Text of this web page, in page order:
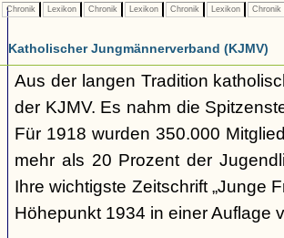
Chronik Lexikon Chronik Lexikon Chronik Lexikon Chronik
Katholischer Jungmännerverband (KJMV)
Aus der langen Tradition
der KJMV. Es nahm die
Für 1918 wurden 350.000
mehr als 20 Prozent der
Ihre wichtigste Zeitschrift „Junge
Höhepunkt 1934 in einer Auflage